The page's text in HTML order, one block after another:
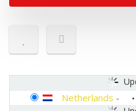
Netherlands -